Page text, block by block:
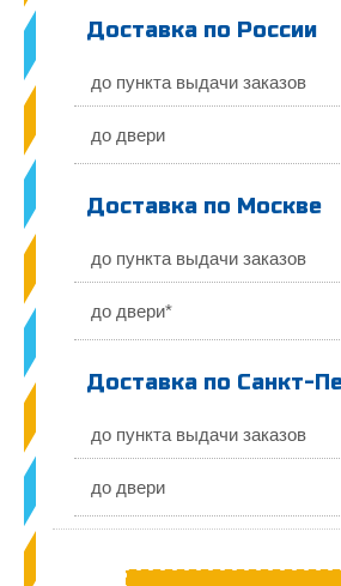
Доставка по России
до пункта выдачи заказов
до двери
Доставка по Москве
до пункта выдачи заказов
до двери*
Доставка по Санкт-
до пункта выдачи заказов
до двери